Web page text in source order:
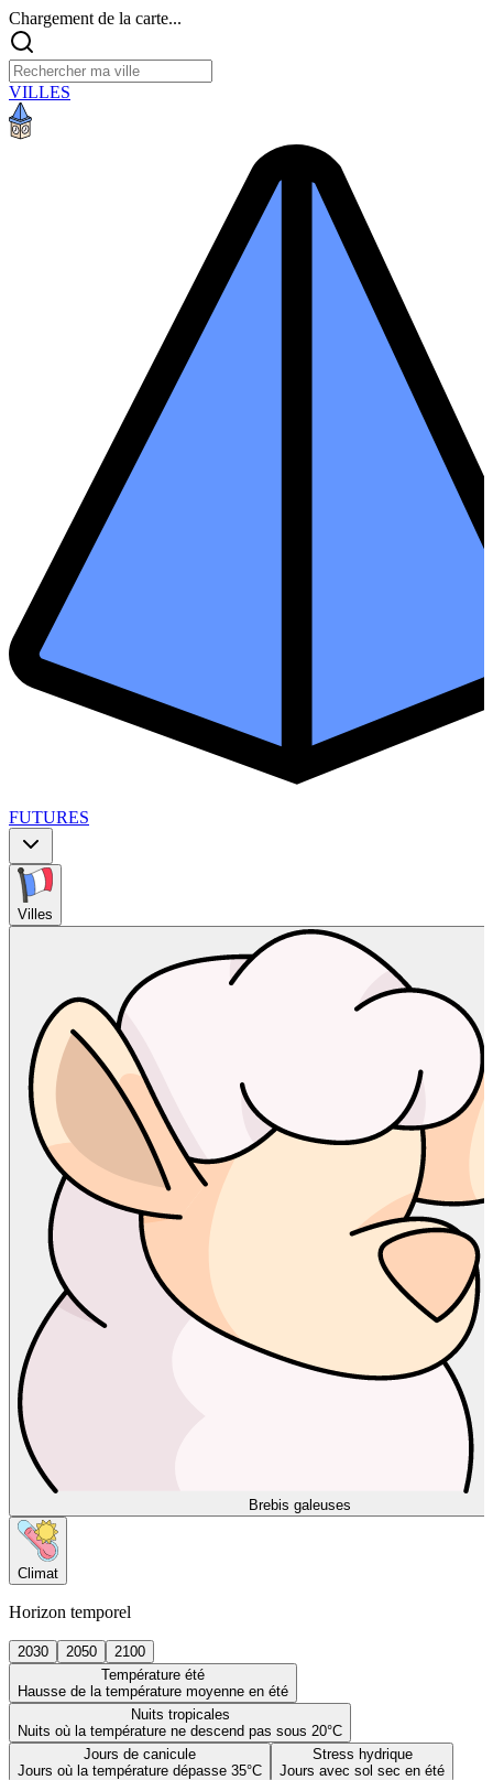
Chargement de la carte...
VILLES
FUTURES
Villes
Brebis galeuses
Climat
Horizon temporel
2030 2050
2100
Température été
Hausse de la température moyenne en été
Nuits tropicales
Nuits où la température ne descend pas sous 20°C
Jours de canicule
Jours où la température dépasse 35°C
Stress hydrique
Jours avec sol sec en été